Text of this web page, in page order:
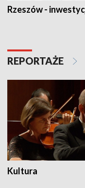
Rzeszów -
REPORTAŻE
Kultura